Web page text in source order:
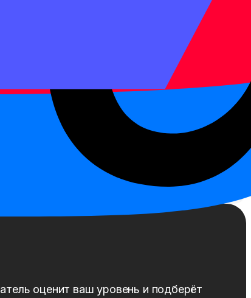
связью преподавателя.
оценит ваш уровень и подберёт